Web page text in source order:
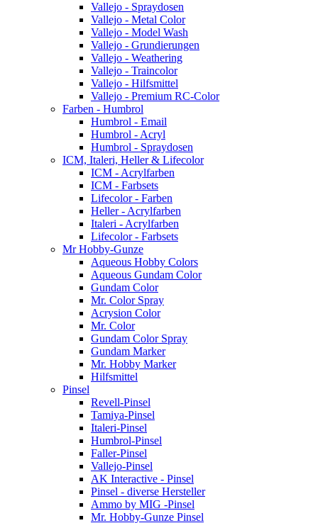
Vallejo - Spraydosen
Vallejo - Metal Color
Vallejo - Model Wash
Vallejo - Grundierungen
Vallejo - Weathering
Vallejo - Traincolor
Vallejo - Hilfsmittel
Vallejo - Premium RC-Color
Farben - Humbrol
Humbrol - Email
Humbrol - Acryl
Humbrol - Spraydosen
ICM, Italeri, Heller & Lifecolor
ICM - Acrylfarben
ICM - Farbsets
Lifecolor - Farben
Heller - Acrylfarben
Italeri - Acrylfarben
Lifecolor - Farbsets
Mr Hobby-Gunze
Aqueous Hobby Colors
Aqueous Gundam Color
Gundam Color
Mr. Color Spray
Acrysion Color
Mr. Color
Gundam Color Spray
Gundam Marker
Mr. Hobby Marker
Hilfsmittel
Pinsel
Revell-Pinsel
Tamiya-Pinsel
Italeri-Pinsel
Humbrol-Pinsel
Faller-Pinsel
Vallejo-Pinsel
AK Interactive - Pinsel
Pinsel - diverse Hersteller
Ammo by MIG -Pinsel
Mr. Hobby-Gunze Pinsel